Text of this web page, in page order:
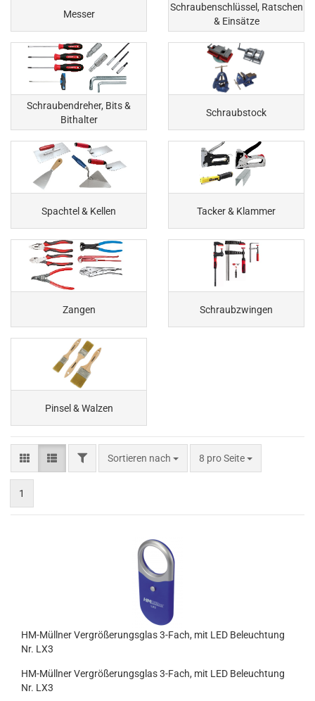
Messer
Schraubenschlüssel, Ratschen
& Einsätze
Schraubendreher, Bits &
Bithalter
Schraubstock
Spachtel & Kellen Tacker & Klammer
Zangen Schraubzwingen
Pinsel & Walzen
FILTERSortieren nach
Sortieren nach 8 pro Seite
pro Seite
1
HM-Müllner Vergrößerungsglas 3-Fach, mit LED Beleuchtung
Nr. LX3
HM-Müllner Vergrößerungsglas 3-Fach, mit LED Beleuchtung
Nr. LX3